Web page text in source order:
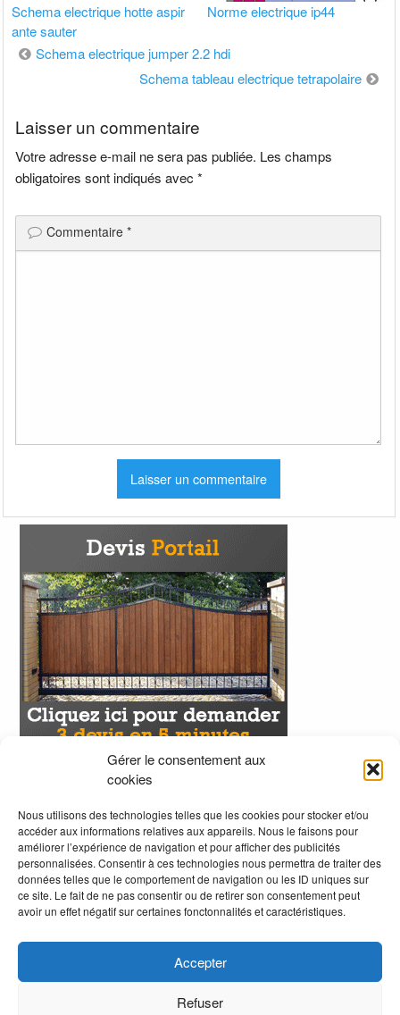
Gérer le consentement aux
cookies
Nous utilisons des technologies telles que les cookies pour stocker et/ou
accéder aux informations relatives aux appareils. Nous le faisons pour
améliorer l’expérience de navigation et pour afficher des publicités
personnalisées. Consentir à ces technologies nous permettra de traiter des
données telles que le comportement de navigation ou les ID uniques sur
ce site. Le fait de ne pas consentir ou de retirer son consentement peut
avoir un effet négatif sur certaines fonctonnalités et caractéristiques.
Accepter
Refuser
Schema electrique hotte aspir
ante sauter
Norme electrique ip44
Navigation
Schema electrique jumper 2.2 hdi
Schema tableau electrique tetrapolaire
Laisser un commentaire
Votre adresse e-mail ne sera pas publiée. Les champs
obligatoires sont indiqués avec*
Commentaire*